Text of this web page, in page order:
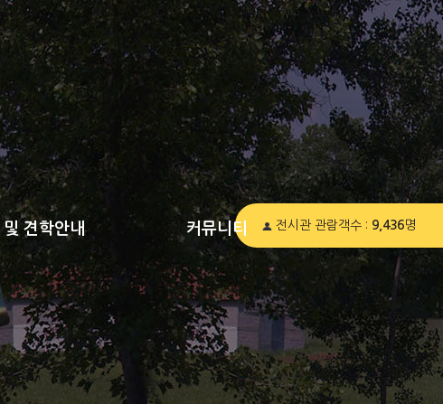
전시관 관람객수 : 9,436명
견학안내 커뮤니티